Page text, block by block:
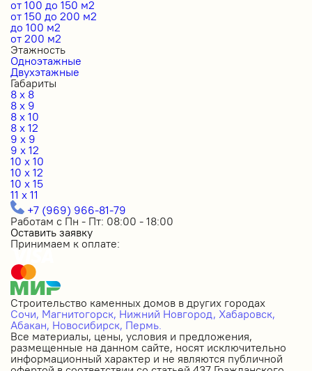
от 100 до 150 м2
от 150 до 200 м2
до 100 м2
от 200 м2
Этажность
Одноэтажные
Двухэтажные
Габариты
8 x 8
8 x 9
8 x 10
8 x 12
9 x 9
9 x 12
10 x 10
10 x 12
10 x 15
11 x 11
+7 (969) 966-81-79
Работам с Пн - Пт: 08:00 - 18:00
Оставить заявку
Принимаем к оплате:
Строительство каменных домов в других городах
Сочи, Магнитогорск, Нижний Новгород, Хабаровск,
Абакан, Новосибирск, Пермь.
Все материалы, цены, условия и предложения,
размещенные на данном сайте, носят исключительно
информационный характер и не являются публичной